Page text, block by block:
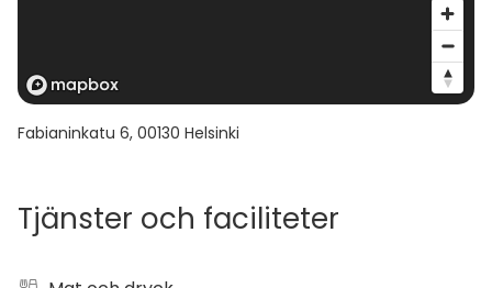
Fabianinkatu 6, 00130 Helsinki
Tjänster och faciliteter